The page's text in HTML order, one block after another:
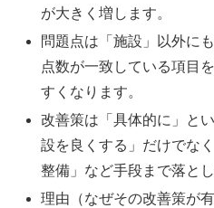
が大きく増します。
問題点は「施設」以外に
点数が一致している項目
すくなります。
改善策は「具体的に」と
設を良くする」だけでな
整備」など手段まで落と
理由（なぜその改善策が